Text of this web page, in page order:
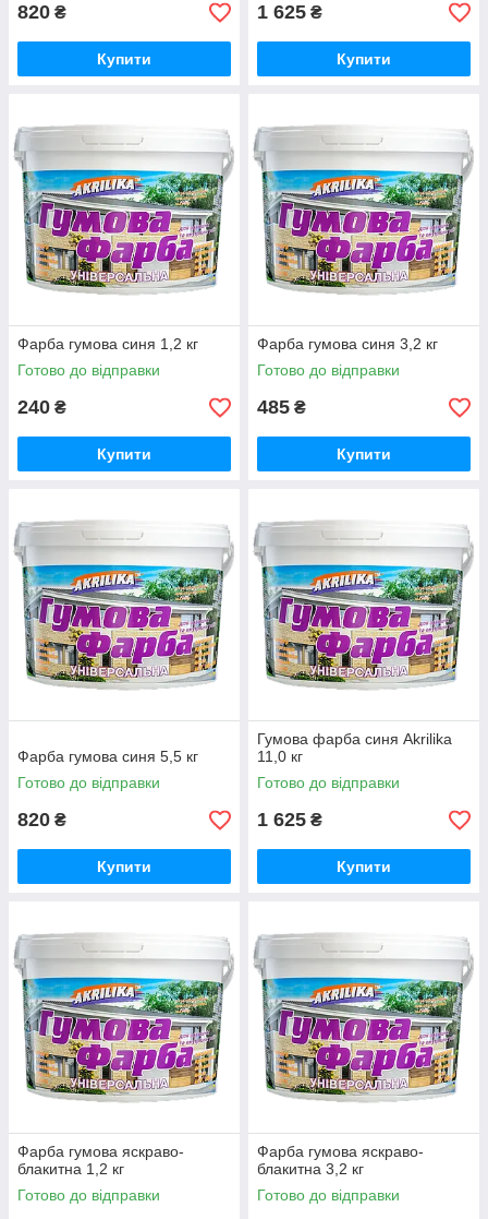
820 ₴
Купити
1 625 ₴
Купити
Фарба гумова синя 1,2 кг
Готово до відправки
240 ₴
Купити
Фарба гумова синя 3,2 кг
Готово до відправки
485 ₴
Купити
Фарба гумова синя 5,5 кг
Готово до відправки
820 ₴
Купити
Гумова фарба синя Akrilika
11,0 кг
Готово до відправки
1 625 ₴
Купити
Фарба гумова яскраво-
блакитна 1,2 кг
Готово до відправки
Фарба гумова яскраво-
блакитна 3,2 кг
Готово до відправки